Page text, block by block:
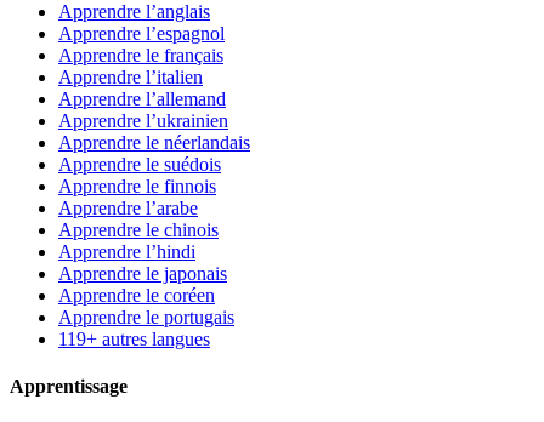
Apprendre l’anglais
Apprendre l’espagnol
Apprendre le français
Apprendre l’italien
Apprendre l’allemand
Apprendre l’ukrainien
Apprendre le néerlandais
Apprendre le suédois
Apprendre le finnois
Apprendre l’arabe
Apprendre le chinois
Apprendre l’hindi
Apprendre le japonais
Apprendre le coréen
Apprendre le portugais
119+ autres langues
Apprentissage